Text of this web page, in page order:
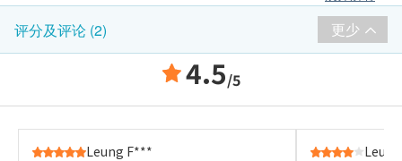
评分及评论 (2) 更少
4.5/5
Leung F***